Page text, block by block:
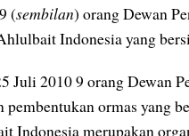
(sembilan) orang Dewan
Indonesia yang
Juli 2010 9 orang Dewan
ormas yang
merupakan